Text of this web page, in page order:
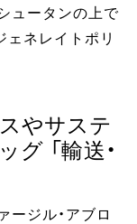
ュータンの上で
ェネレイトポリ
やサステ
「輸送・
ージル・アブロ